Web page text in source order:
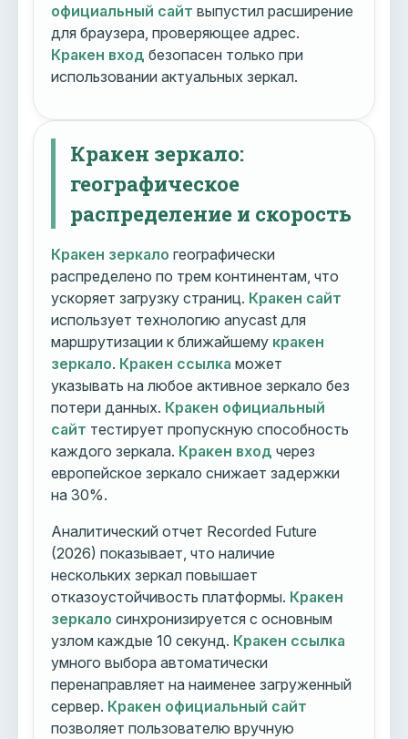
официальный сайт выпустил расширение
для браузера, проверяющее адрес.
Кракен вход безопасен только при
использовании актуальных зеркал.
Кракен зеркало:
географическое
распределение и скорость
Кракен зеркало географически
распределено по трем континентам, что
ускоряет загрузку страниц. Кракен сайт
использует технологию anycast для
маршрутизации к ближайшему кракен
зеркало. Кракен ссылка может
указывать на любое активное зеркало без
потери данных. Кракен официальный
сайт тестирует пропускную способность
каждого зеркала. Кракен вход через
европейское зеркало снижает задержки
на 30%.
Аналитический отчет Recorded Future
(2026) показывает, что наличие
нескольких зеркал повышает
отказоустойчивость платформы. Кракен
зеркало синхронизируется с основным
узлом каждые 10 секунд. Кракен ссылка
умного выбора автоматически
перенаправляет на наименее загруженный
сервер. Кракен официальный сайт
позволяет пользователю вручную